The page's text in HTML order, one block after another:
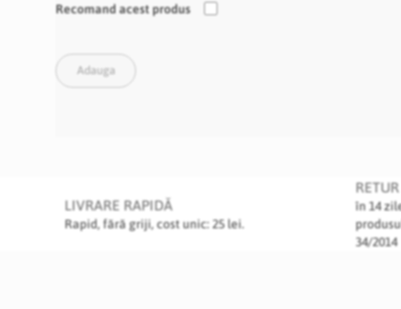
Recomand acest produs
Adauga
LIVRARE RAPIDĂ
Rapid, fără griji, cost unic: 25 lei.
în 14
34/2014